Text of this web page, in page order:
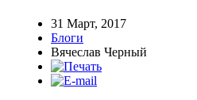
31 Март, 2017
Блоги
Вячеслав Черный